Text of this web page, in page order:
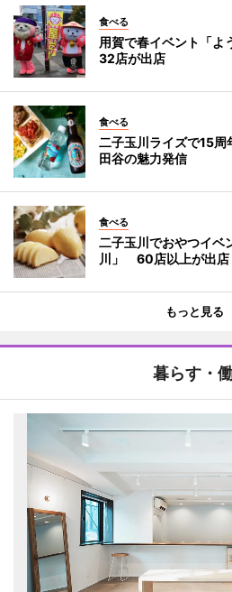
食べる
用賀で春イベント「
32店が出店
食べる
二子玉川ライズで15
田谷の魅力発信
食べる
二子玉川でおやつイベ
川」 60店以上が出店
もっと見る
暮らす・